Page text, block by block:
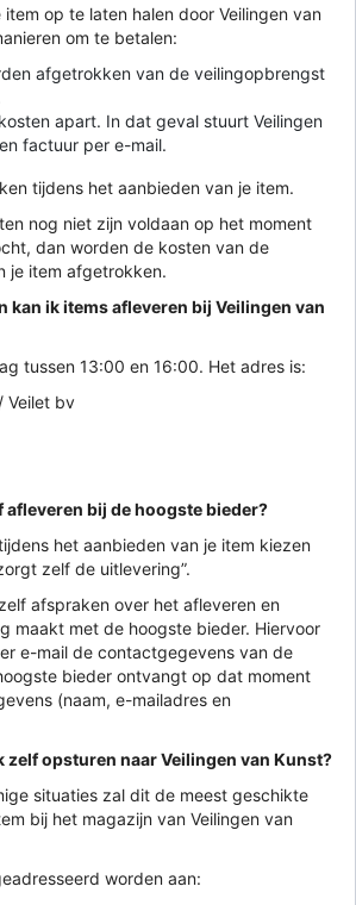
op te laten halen door Veilingen van
om te betalen:
afgetrokken van de veilingopbrengst
apart. In dat geval stuurt Veilingen
factuur per e-mail.
tijdens het aanbieden van je item.
nog niet zijn voldaan op het moment
dan worden de kosten van de
je item afgetrokken.
kan ik items afleveren bij Veilingen van
tussen 13:00 en 16:00. Het adres is:
Veilet bv
afleveren bij de hoogste bieder?
het aanbieden van je item kiezen
zelf de uitlevering”.
afspraken over het afleveren en
maakt met de hoogste bieder. Hiervoor
e-mail de contactgegevens van de
bieder ontvangt op dat moment
(naam, e-mailadres en
zelf opsturen naar Veilingen van Kunst?
situaties zal dit de meest geschikte
bij het magazijn van Veilingen van
worden aan: